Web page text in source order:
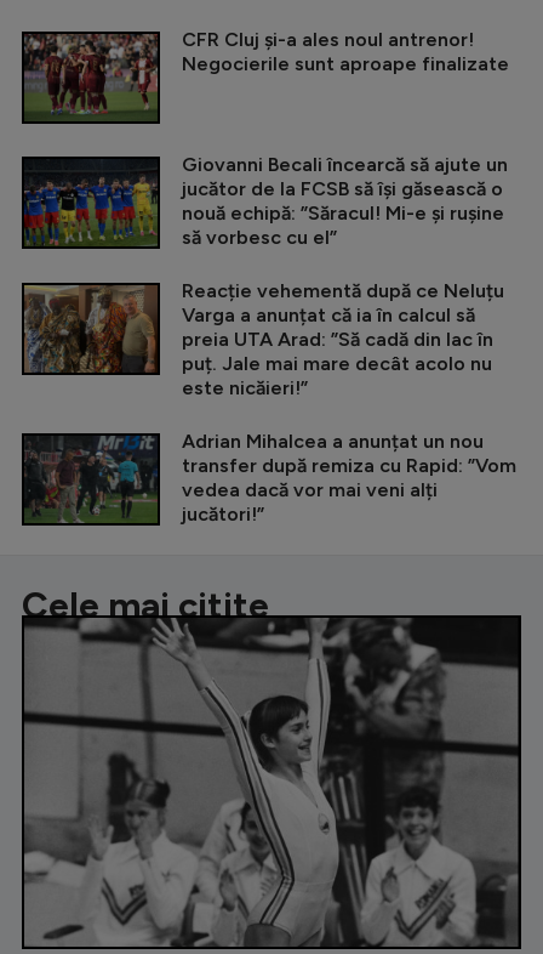
CFR Cluj și-a ales noul antrenor!
Negocierile sunt aproape finalizate
Giovanni Becali încearcă să ajute un
jucător de la FCSB să își găsească o
nouă echipă: ”Săracul! Mi-e și rușine
să vorbesc cu el”
Reacție vehementă după ce Neluțu
Varga a anunțat că ia în calcul să
preia UTA Arad: ”Să cadă din lac în
puț. Jale mai mare decât acolo nu
este nicăieri!”
Adrian Mihalcea a anunțat un nou
transfer după remiza cu Rapid: ”Vom
vedea dacă vor mai veni alți
jucători!”
Cele mai citite